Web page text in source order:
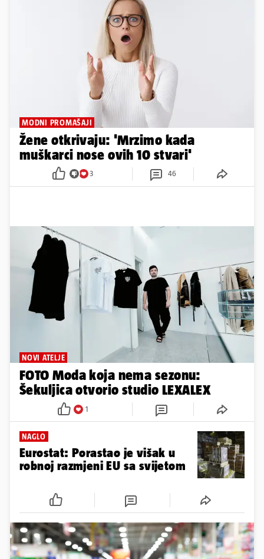
MODNI PROMAŠAJI
Žene otkrivaju: 'Mrzimo kada
muškarci nose ovih 10 stvari'
3 46
NOVI ATELJE
FOTO Moda koja nema sezonu:
Šekuljica otvorio studio LEXALEX
1
NAGLO
Eurostat: Porastao je višak u
robnoj razmjeni EU sa svijetom